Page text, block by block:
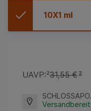
10X1 ml
UAVP:²31,55 €²